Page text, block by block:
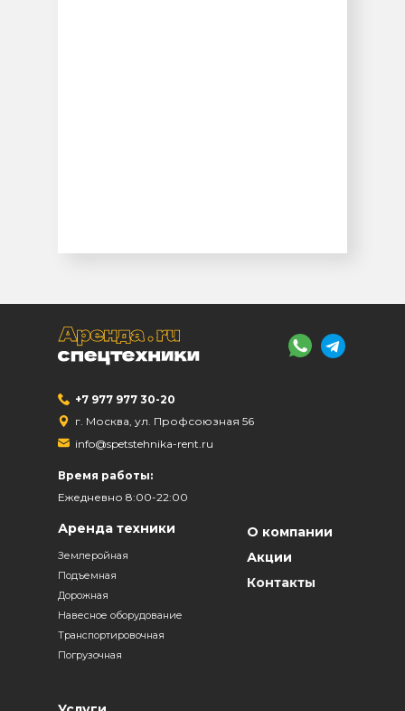
О компании
Акции
Контакты
Аренда техники
Землеройная
Подъемная
Дорожная
Навесное оборудование
Транспортировочная
Погрузочная
+7 977 977 30-20
г. Москва, ул. Профсоюзная 56
info@spetstehnika-rent.ru
Время работы:
Ежедневно 8:00-22:00